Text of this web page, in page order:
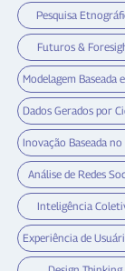
Pesquisa
Futuros &
Modelagem Baseada
Dados Gerados por
Inovação Baseada
Análise de Redes
Inteligência
Experiência de